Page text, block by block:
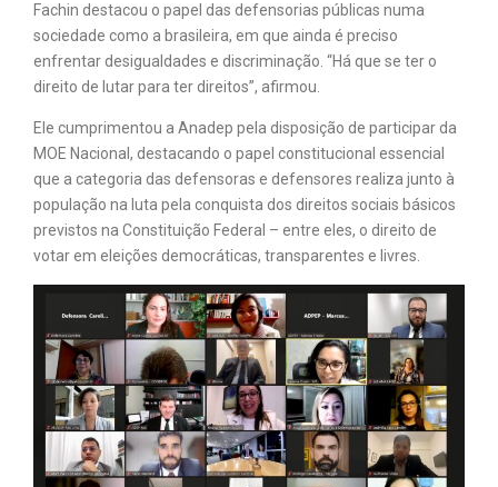
Fachin destacou o papel das defensorias públicas numa
sociedade como a brasileira, em que ainda é preciso
enfrentar desigualdades e discriminação. “Há que se ter o
direito de lutar para ter direitos”, afirmou.
Ele cumprimentou a Anadep pela disposição de participar da
MOE Nacional, destacando o papel constitucional essencial
que a categoria das defensoras e defensores realiza junto à
população na luta pela conquista dos direitos sociais básicos
previstos na Constituição Federal – entre eles, o direito de
votar em eleições democráticas, transparentes e livres.